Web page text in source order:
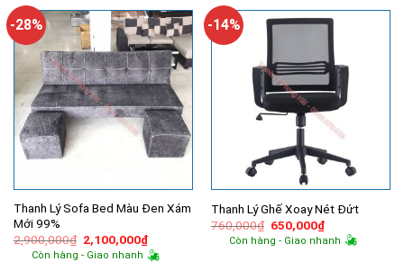
11,800,000₫.
-28%
Thanh Lý Sofa Bed Màu Đen Xám
Mới 99%
2,900,000₫ Giá
gốc
là:
2,100,000₫Giá
hiện
tại
Còn hàng - Giao nhanh
-14%
Thanh Lý Ghế Xoay Nét Đứt
760,000₫ Giá
gốc
là:
650,000₫Giá
hiện
tại
Còn hàng - Giao nhanh